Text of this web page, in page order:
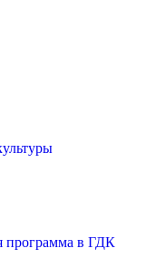
программа в ГДК